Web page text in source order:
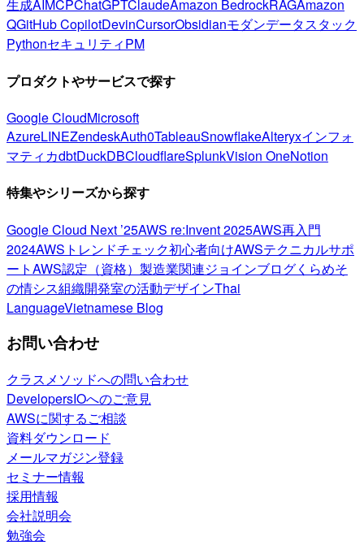
生成AI MCPChatGPTClaudeAmazon BedrockRAGAmazon
QGitHub CopilotDevinCursorObsidianモダンデータスタック
PythonセキュリティPM
プロダクトやサービスで探す
Google CloudMicrosoft
AzureLINEZendeskAuth0TableauSnowflakeAlteryxインフォ
マティカdbtDuckDBCloudflareSplunkVision OneNotion
特集やシリーズから探す
Google Cloud Next ’25AWS re:Invent 2025AWS再入門
2024AWSトレンドチェック初心者向けAWSテクニカルサポ
ートAWS認定（資格） 製造業関連ジョインブログくらめそ
の情シス組織開発室の活動デザインThai
LanguageVietnamese Blog
お問い合わせ
クラスメソッドへの問い合わせ
DevelopersIOへのご意見
AWSに関するご相談
資料ダウンロード
メールマガジン登録
セミナー情報
採用情報
会社説明会
勉強会